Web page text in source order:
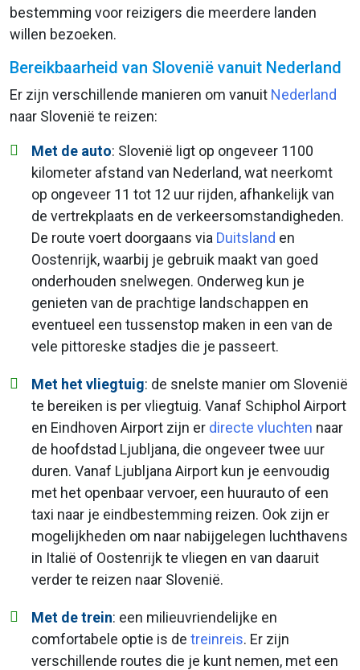
bestemming voor reizigers die meerdere landen
willen bezoeken.
Bereikbaarheid van Slovenië vanuit Nederland
Er zijn verschillende manieren om vanuit Nederland
naar Slovenië te reizen:
Met de auto: Slovenië ligt op ongeveer 1100
kilometer afstand van Nederland, wat neerkomt
op ongeveer 11 tot 12 uur rijden, afhankelijk van
de vertrekplaats en de verkeersomstandigheden.
De route voert doorgaans via Duitsland en
Oostenrijk, waarbij je gebruik maakt van goed
onderhouden snelwegen. Onderweg kun je
genieten van de prachtige landschappen en
eventueel een tussenstop maken in een van de
vele pittoreske stadjes die je passeert.
Met het vliegtuig: de snelste manier om Slovenië
te bereiken is per vliegtuig. Vanaf Schiphol Airport
en Eindhoven Airport zijn er directe vluchten naar
de hoofdstad Ljubljana, die ongeveer twee uur
duren. Vanaf Ljubljana Airport kun je eenvoudig
met het openbaar vervoer, een huurauto of een
taxi naar je eindbestemming reizen. Ook zijn er
mogelijkheden om naar nabijgelegen luchthavens
in Italië of Oostenrijk te vliegen en van daaruit
verder te reizen naar Slovenië.
Met de trein: een milieuvriendelijke en
comfortabele optie is de treinreis. Er zijn
verschillende routes die je kunt nemen, met een